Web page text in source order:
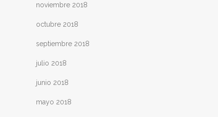
noviembre 2018
octubre 2018
septiembre 2018
julio 2018
junio 2018
mayo 2018